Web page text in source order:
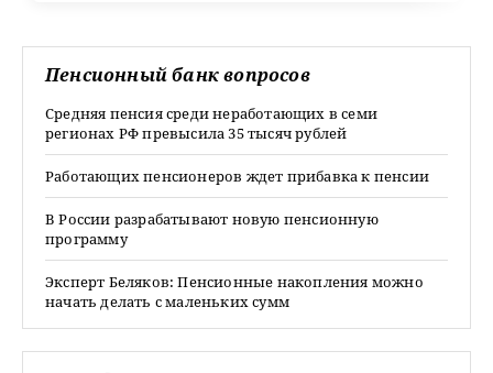
Пенсионный банк вопросов
Средняя пенсия среди неработающих в семи
регионах РФ превысила 35 тысяч рублей
Работающих пенсионеров ждет прибавка к пенсии
В России разрабатывают новую пенсионную
программу
Эксперт Беляков: Пенсионные накопления можно
начать делать с маленьких сумм